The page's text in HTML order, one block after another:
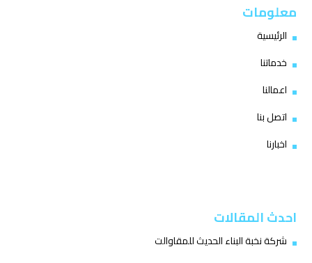
معلومات
الرئيسية
خدماتنا
اعمالنا
اتصل بنا
اخبارنا
احدث المقالات
شركة نخبة البناء الحديث للمقاوالت